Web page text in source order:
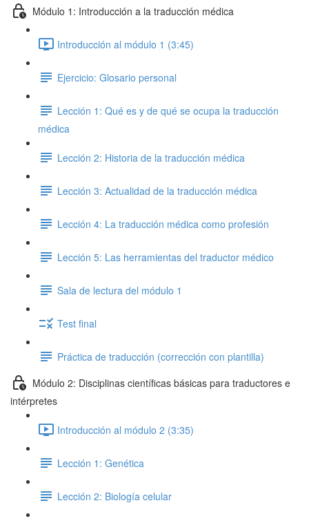
Módulo 1: Introducción a la traducción médica
Introducción al módulo 1 (3:45)
Ejercicio: Glosario personal
Lección 1: Qué es y de qué se ocupa la traducción
médica
Lección 2: Historia de la traducción médica
Lección 3: Actualidad de la traducción médica
Lección 4: La traducción médica como profesión
Lección 5: Las herramientas del traductor médico
Sala de lectura del módulo 1
Test final
Práctica de traducción (corrección con plantilla)
Módulo 2: Disciplinas científicas básicas para traductores e
intérpretes
Introducción al módulo 2 (3:35)
Lección 1: Genética
Lección 2: Biología celular